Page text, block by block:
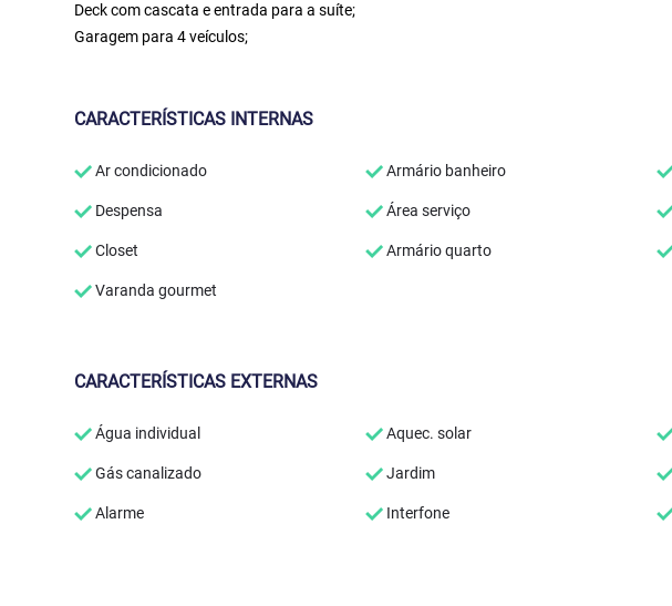
Deck com cascata e entrada para a suíte;
Garagem para 4 veículos;
CARACTERÍSTICAS INTERNAS
Ar condicionado Armário banheiro
Despensa Área serviço
Closet Armário quarto
Varanda gourmet
CARACTERÍSTICAS EXTERNAS
Água individual Aquec. solar
Gás canalizado Jardim
Alarme Interfone